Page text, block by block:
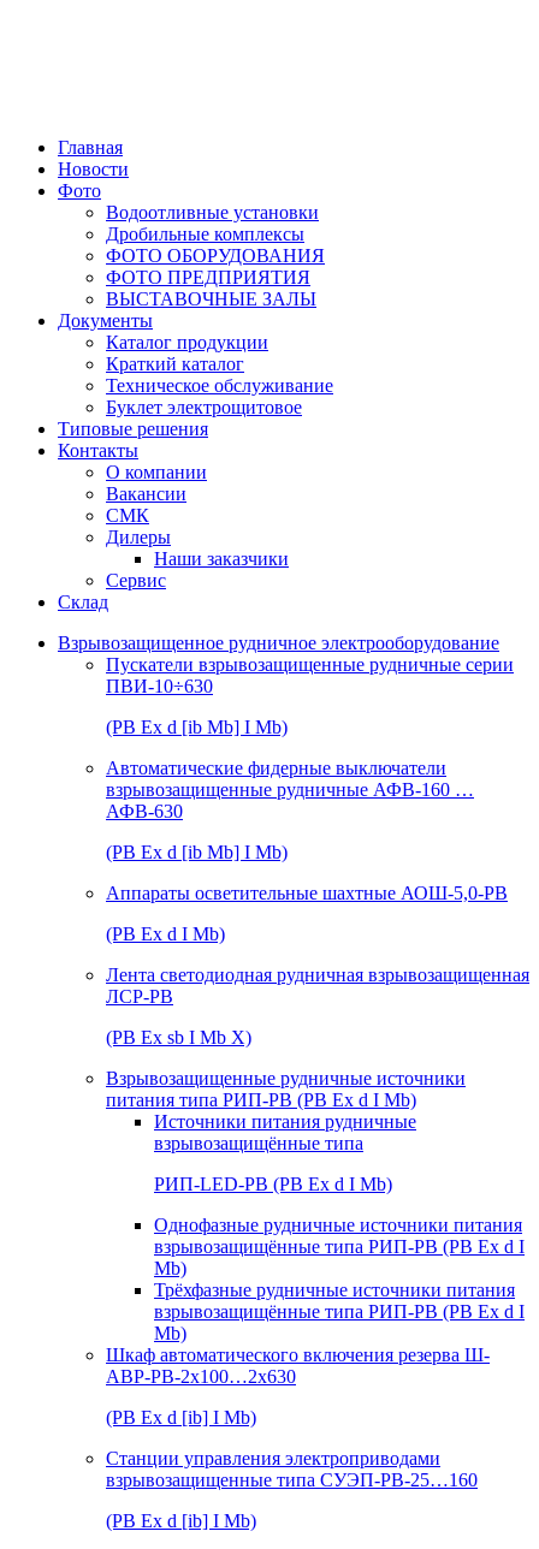
Главная
Новости
Фото
Водоотливные установки
Дробильные комплексы
ФОТО ОБОРУДОВАНИЯ
ФОТО ПРЕДПРИЯТИЯ
ВЫСТАВОЧНЫЕ ЗАЛЫ
Документы
Каталог продукции
Краткий каталог
Техническое обслуживание
Буклет электрощитовое
Типовые решения
Контакты
О компании
Вакансии
СМК
Дилеры
Наши заказчики
Сервис
Склад
Взрывозащищенное рудничное электрооборудование
Пускатели взрывозащищенные рудничные серии
ПВИ-10÷630
(РВ Ex d [ib Mb] I Mb)
Автоматические фидерные выключатели
взрывозащищенные рудничные АФВ-160 …
АФВ-630
(РВ Ex d [ib Mb] I Mb)
Аппараты осветительные шахтные АОШ-5,0-РВ
(РВ Ex d I Mb)
Лента светодиодная рудничная взрывозащищенная
ЛСР-РВ
(РВ Ex sb I Mb Х)
Взрывозащищенные рудничные источники
питания типа РИП-РВ (РВ Ex d I Mb)
Источники питания рудничные
взрывозащищённые типа
РИП-LED-РВ (РВ Ex d I Mb)
Однофазные рудничные источники питания
взрывозащищённые типа РИП-РВ (РВ Ex d I
Mb)
Трёхфазные рудничные источники питания
взрывозащищённые типа РИП-РВ (РВ Ex d I
Mb)
Шкаф автоматического включения резерва Ш-
АВР-РВ-2х100…2х630
(РВ Ex d [ib] I Mb)
Станции управления электроприводами
взрывозащищенные типа СУЭП-РВ-25…160
(РВ Ex d [ib] I Mb)